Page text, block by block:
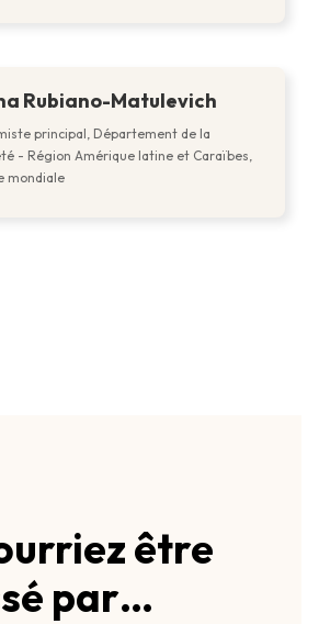
Rubiano-Matulevich
principal, Département de la
- Région Amérique latine et Caraïbes,
mondiale
être
par…